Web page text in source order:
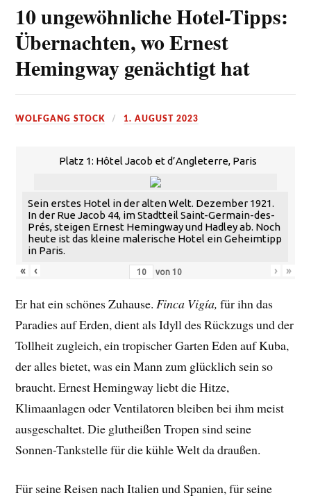
10 ungewöhnliche Hotel-Tipps:
Übernachten, wo Ernest
Hemingway genächtigt hat
WOLFGANG STOCK 1. AUGUST 2023
Platz 1: Hôtel Jacob et d’Angleterre, Paris
Sein erstes Hotel in der alten Welt. Dezember 1921.
In der Rue Jacob 44, im Stadtteil Saint-Germain-des-
Prés, steigen Ernest Hemingway und Hadley ab. Noch
heute ist das kleine malerische Hotel ein Geheimtipp
in Paris.
«
‹ von 10 › »
Er hat ein schönes Zuhause. Finca Vigía, für ihn das
Paradies auf Erden, dient als Idyll des Rückzugs und der
Tollheit zugleich, ein tropischer Garten Eden auf Kuba,
der alles bietet, was ein Mann zum glücklich sein so
braucht. Ernest Hemingway liebt die Hitze,
Klimaanlagen oder Ventilatoren bleiben bei ihm meist
ausgeschaltet. Die glutheißen Tropen sind seine
Sonnen-Tankstelle für die kühle Welt da draußen.
Für seine Reisen nach Italien und Spanien, für seine